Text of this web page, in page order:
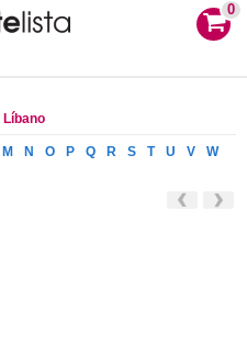
0
Líbano
M N O P Q R S T U V
W